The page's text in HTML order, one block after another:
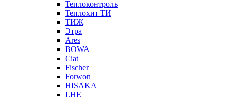
Теплоконтроль
Теплохит ТИ
ТИЖ
Этра
Ares
BOWA
Ciat
Fischer
Forwon
HISAKA
LHE